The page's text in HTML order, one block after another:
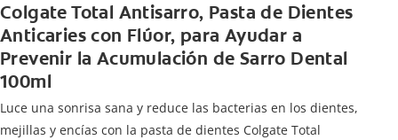
Colgate Total Antisarro, Pasta de Dientes
Anticaries con Flúor, para Ayudar a
Prevenir la Acumulación de Sarro Dental
100ml
Luce una sonrisa sana y reduce las bacterias en los dientes,
mejillas y encías con la pasta de dientes Colgate Total